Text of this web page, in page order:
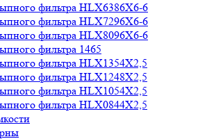
фильтра HLX6386X6-6
фильтра HLX7296X6-6
фильтра HLX8096X6-6
фильтра 1465
фильтра HLX1354X2,5
фильтра HLX1248X2,5
фильтра HLX1054X2,5
фильтра HLX0844X2,5